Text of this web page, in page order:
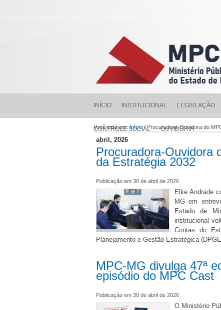
INÍCIO INSTITUCIONAL LEGISLAÇÃO
CONTROLE SOCIAL OUVIDORIA
Você está em:Início/ Procuradora-Ouvidora do
abril, 2026
Procuradora-Ouvidora
da Estratégia 2032
Publicação em 30 de abril de 2026
Elke Andrade
MG em
Estado de
institucional
Contas do
Planejamento e Gestão Estratégica
MPC-MG divulga 47ª
episódio do MPC Cast
Publicação em 30 de abril de 2026
O Ministério